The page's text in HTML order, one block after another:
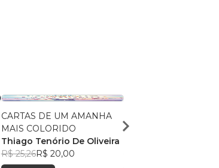
CARTAS DE UM AMANHA
MAIS COLORIDO
Thiago Tenório De Oliveira
R$ 25,26R$ 20,00
LENDA DE JOH